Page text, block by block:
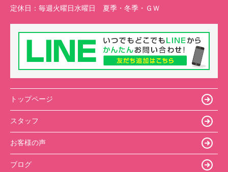
定休日： 毎週火曜日水曜日 夏季・冬季・ＧＷ
トップページ
スタッフ
お客様の声
ブログ